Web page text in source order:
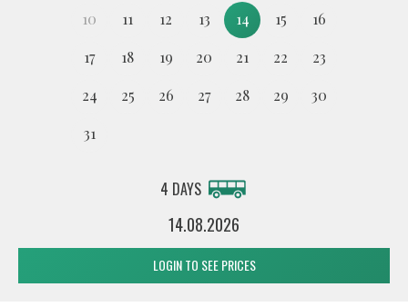
10
11 12 13 14 15
16
17
18 19 20 21 22
23
24
25 26 27 28 29
30
31
4 DAYS
14.08.2026
LOGIN TO SEE PRICES